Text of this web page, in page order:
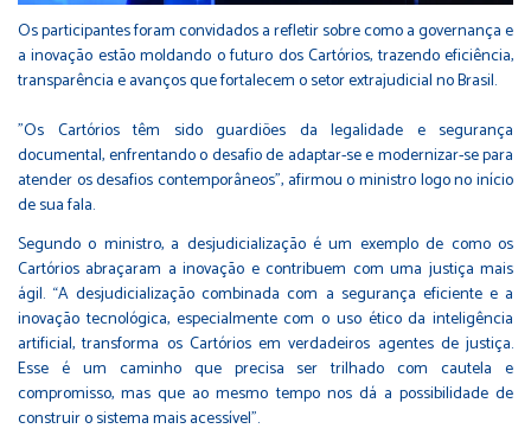
Os participantes foram convidados a refletir sobre como a governança e
a inovação estão moldando o futuro dos Cartórios, trazendo eficiência,
transparência e avanços que fortalecem o setor extrajudicial no Brasil.
"Os Cartórios têm sido guardiões da legalidade e segurança
documental, enfrentando o desafio de adaptar-se e modernizar-se para
atender os desafios contemporâneos", afirmou o ministro logo no início
de sua fala.
Segundo o ministro, a desjudicialização é um exemplo de como os
Cartórios abraçaram a inovação e contribuem com uma justiça mais
ágil. “A desjudicialização combinada com a segurança eficiente e a
inovação tecnológica, especialmente com o uso ético da inteligência
artificial, transforma os Cartórios em verdadeiros agentes de justiça.
Esse é um caminho que precisa ser trilhado com cautela e
compromisso, mas que ao mesmo tempo nos dá a possibilidade de
construir o sistema mais acessível”.